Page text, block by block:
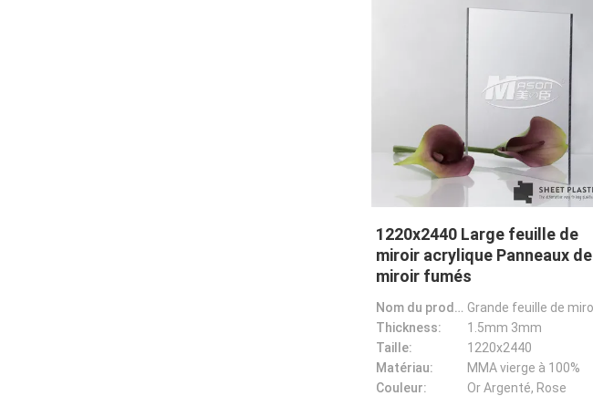
1220x2440 Large feuille de
miroir acrylique Panneaux de
miroir fumés
Nom du produit:
Thickness:
1.5mm 3mm
Taille:
1220x2440
Matériau:
MMA vierge à 100%
Couleur:
Or Argenté, Rose